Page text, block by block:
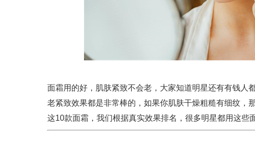
面霜用的好，肌肤紧致不会老，大家知道明星还有有钱人
老紧致效果都是非常棒的，如果你肌肤干燥粗糙有细纹，
这10款面霜，我们根据真实效果排名，很多明星都用这些